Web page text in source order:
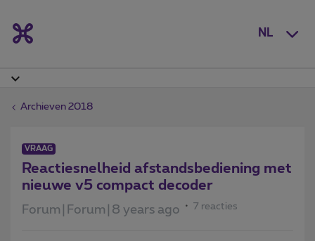
NL
Archieven 2018
VRAAG
Reactiesnelheid afstandsbediening met
nieuwe v5 compact decoder
Forum|Forum|8 years ago 7 reacties